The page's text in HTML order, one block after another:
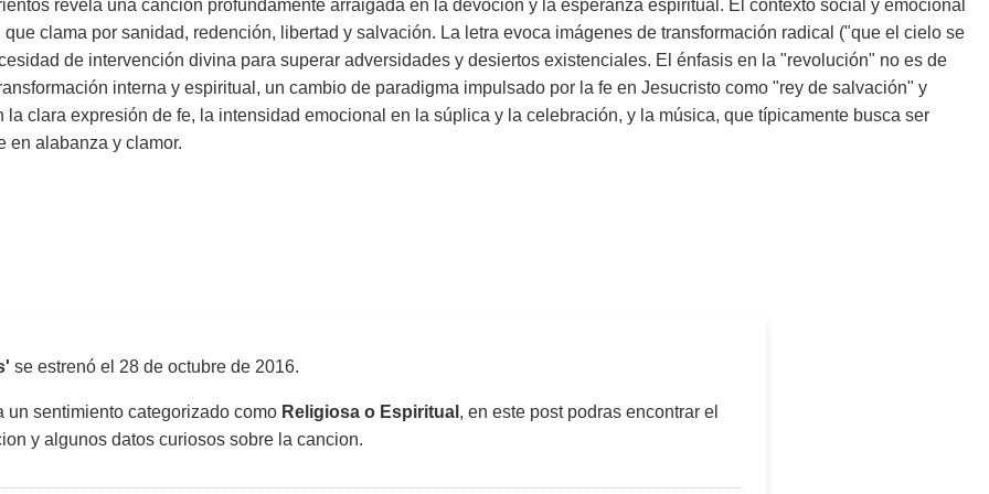
revela una canción profundamente arraigada en la devoción y la esperanza espiritual. El contexto social y emocional
clama por sanidad, redención, libertad y salvación. La letra evoca imágenes de transformación radical ("que el cielo se
de intervención divina para superar adversidades y desiertos existenciales. El énfasis en la "revolución" no es de
interna y espiritual, un cambio de paradigma impulsado por la fe en Jesucristo como "rey de salvación" y
clara expresión de fe, la intensidad emocional en la súplica y la celebración, y la música, que típicamente busca ser
en alabanza y clamor.
se estrenó el 28 de octubre de 2016.
un sentimiento categorizado como Religiosa o Espiritual , en este post podras encontrar el
y algunos datos curiosos sobre la cancion.